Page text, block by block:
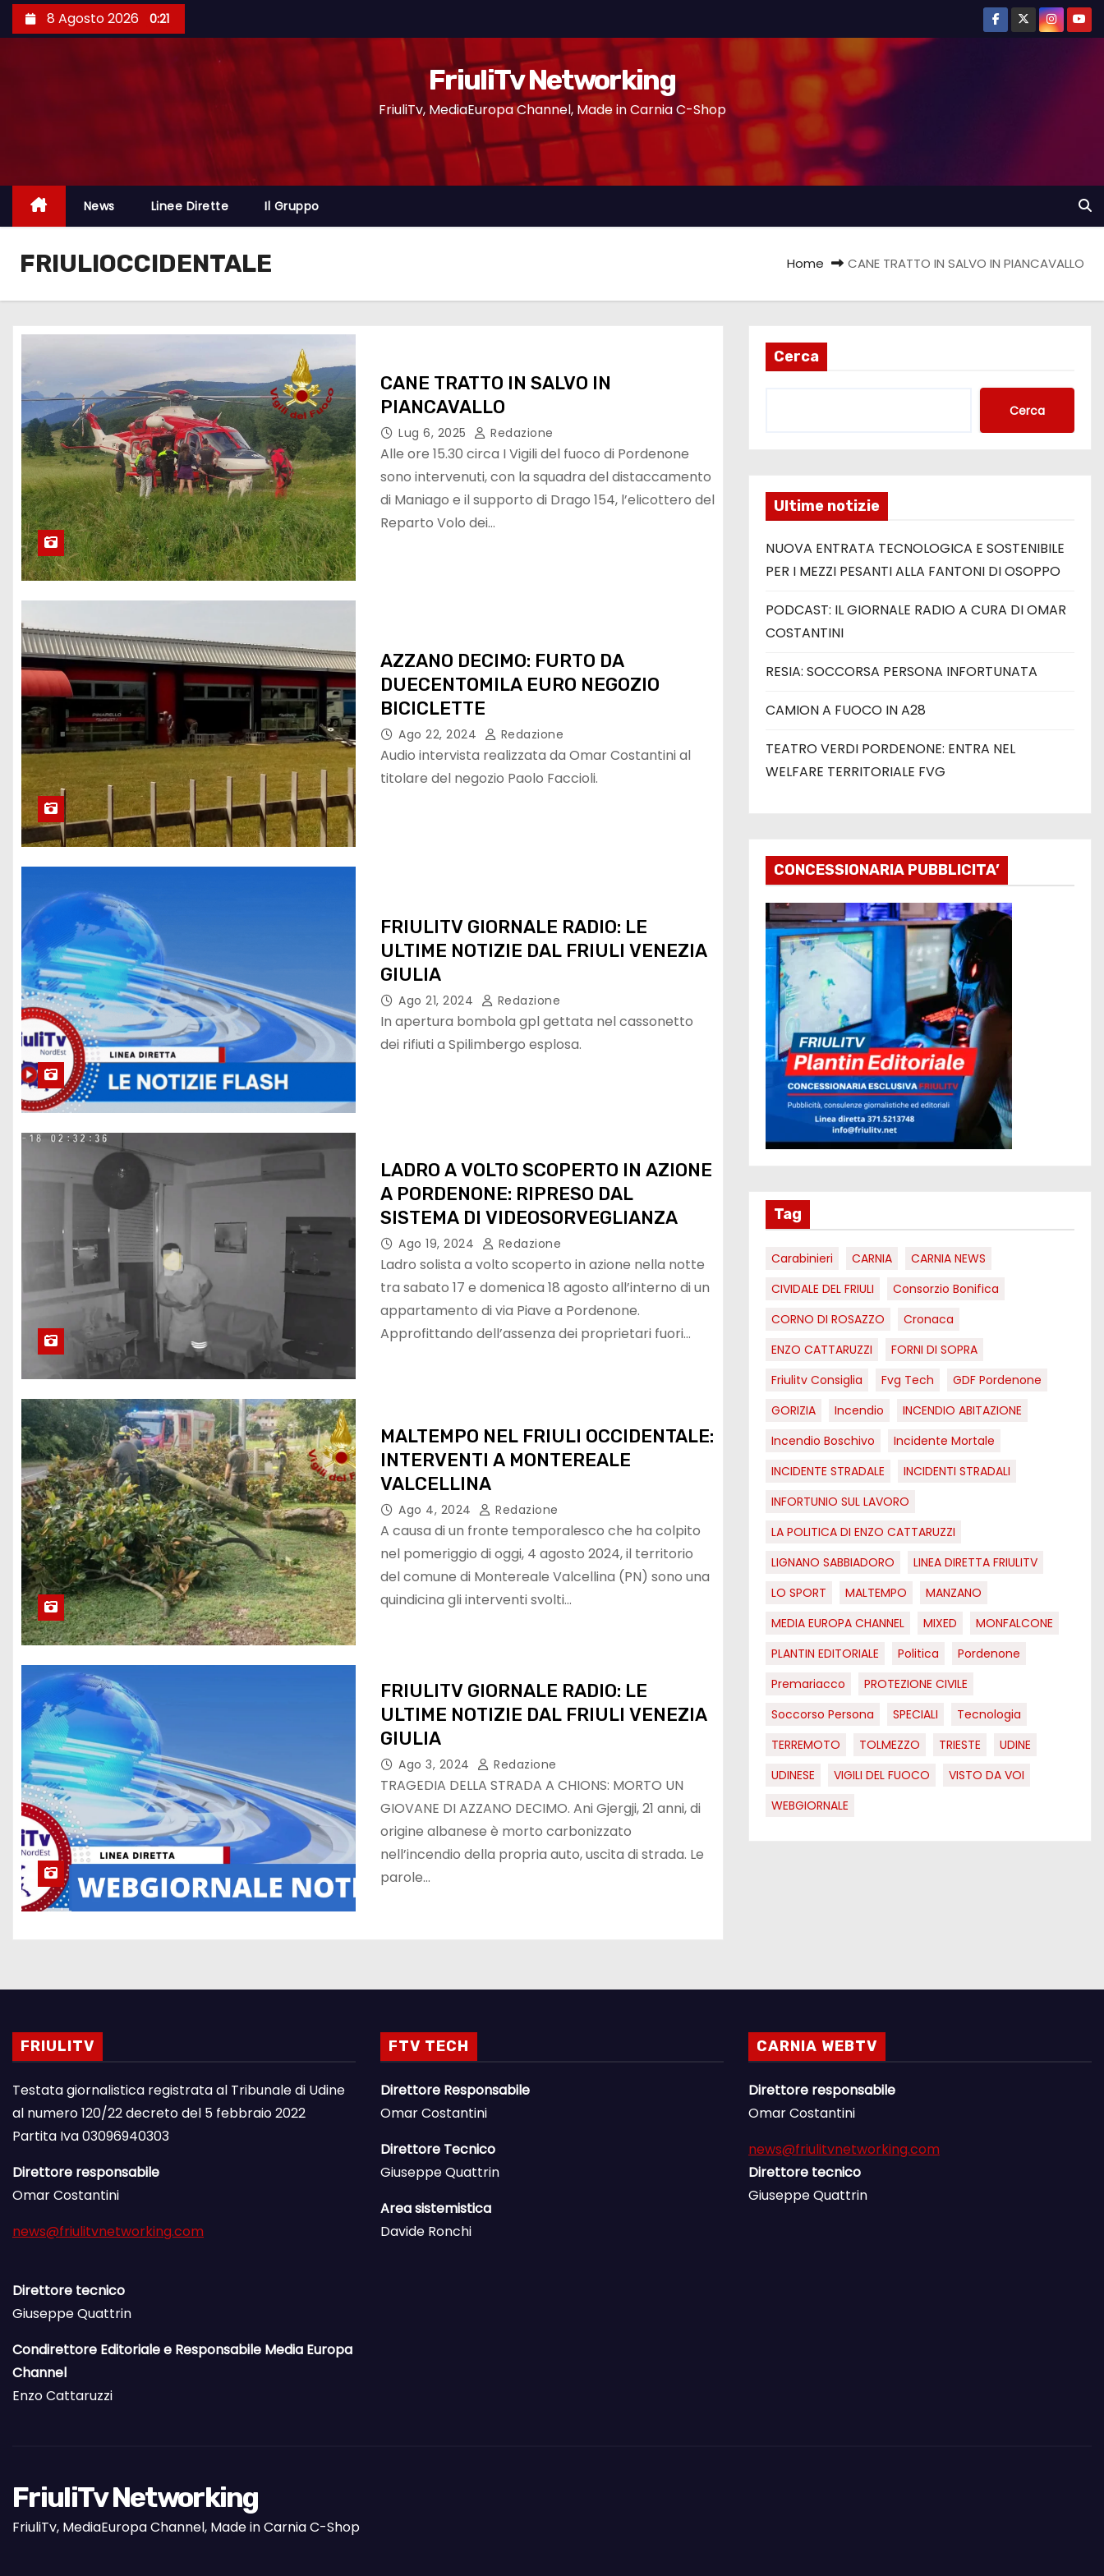
8 Agosto 2026 0:21
FriuliTv Networking
FriuliTv, MediaEuropa Channel, Made in Carnia C-Shop
News Linee Dirette Il Gruppo
FRIULIOCCIDENTALE Home CANE TRATTO IN SALVO IN PIANCAVALLO
CANE TRATTO IN SALVO IN
PIANCAVALLO
Lug 6, 2025 Redazione
Alle ore 15.30 circa I Vigili del fuoco di Pordenone
sono intervenuti, con la squadra del distaccamento
di Maniago e il supporto di Drago 154, l’elicottero del
Reparto Volo dei…
AZZANO DECIMO: FURTO DA
DUECENTOMILA EURO NEGOZIO
BICICLETTE
Ago 22, 2024 Redazione
Audio intervista realizzata da Omar Costantini al
titolare del negozio Paolo Faccioli.
FRIULITV GIORNALE RADIO: LE
ULTIME NOTIZIE DAL FRIULI VENEZIA
GIULIA
Ago 21, 2024 Redazione
In apertura bombola gpl gettata nel cassonetto
dei rifiuti a Spilimbergo esplosa.
LADRO A VOLTO SCOPERTO IN AZIONE
A PORDENONE: RIPRESO DAL
SISTEMA DI VIDEOSORVEGLIANZA
Ago 19, 2024 Redazione
Ladro solista a volto scoperto in azione nella notte
tra sabato 17 e domenica 18 agosto all’interno di un
appartamento di via Piave a Pordenone.
Approfittando dell’assenza dei proprietari fuori…
MALTEMPO NEL FRIULI OCCIDENTALE:
INTERVENTI A MONTEREALE
VALCELLINA
Ago 4, 2024 Redazione
A causa di un fronte temporalesco che ha colpito
nel pomeriggio di oggi, 4 agosto 2024, il territorio
del comune di Montereale Valcellina (PN) sono una
quindicina gli interventi svolti…
FRIULITV GIORNALE RADIO: LE
ULTIME NOTIZIE DAL FRIULI VENEZIA
GIULIA
Ago 3, 2024 Redazione
TRAGEDIA DELLA STRADA A CHIONS: MORTO UN
GIOVANE DI AZZANO DECIMO. Ani Gjergji, 21 anni, di
origine albanese è morto carbonizzato
nell’incendio della propria auto, uscita di strada. Le
parole…
Cerca
Cerca
Ultime notizie
NUOVA ENTRATA TECNOLOGICA E SOSTENIBILE
PER I MEZZI PESANTI ALLA FANTONI DI OSOPPO
PODCAST: IL GIORNALE RADIO A CURA DI OMAR
COSTANTINI
RESIA: SOCCORSA PERSONA INFORTUNATA
CAMION A FUOCO IN A28
TEATRO VERDI PORDENONE: ENTRA NEL
WELFARE TERRITORIALE FVG
CONCESSIONARIA PUBBLICITA’
Tag
Carabinieri CARNIA
CARNIA NEWS
CIVIDALE DEL FRIULI
Consorzio Bonifica
CORNO DI ROSAZZO
Cronaca
ENZO CATTARUZZI
FORNI DI SOPRA
Friulitv Consiglia
Fvg Tech
GDF Pordenone
GORIZIA
Incendio
INCENDIO ABITAZIONE
Incendio Boschivo
Incidente Mortale
INCIDENTE STRADALE
INCIDENTI STRADALI
INFORTUNIO SUL LAVORO
LA POLITICA DI ENZO CATTARUZZI
LIGNANO SABBIADORO
LINEA DIRETTA FRIULITV
LO SPORT
MALTEMPO
MANZANO
MEDIA EUROPA CHANNEL
MIXED
MONFALCONE
PLANTIN EDITORIALE
Politica
Pordenone
Premariacco
PROTEZIONE CIVILE
Soccorso Persona
SPECIALI
Tecnologia
TERREMOTO
TOLMEZZO TRIESTE
UDINE
UDINESE
VIGILI DEL FUOCO
VISTO DA VOI
WEBGIORNALE
FRIULITV
Testata giornalistica registrata al Tribunale di Udine
al numero 120/22 decreto del 5 febbraio 2022
Partita Iva 03096940303
Direttore responsabile
Omar Costantini
news@friulitvnetworking.com
Direttore tecnico
Giuseppe Quattrin
Condirettore Editoriale e Responsabile Media Europa
Channel
Enzo Cattaruzzi
FTV TECH
Direttore Responsabile
Omar Costantini
Direttore Tecnico
Giuseppe Quattrin
Area sistemistica
Davide Ronchi
CARNIA WEBTV
Direttore responsabile
Omar Costantini
news@friulitvnetworking.com
Direttore tecnico
Giuseppe Quattrin
FriuliTv Networking
FriuliTv, MediaEuropa Channel, Made in Carnia C-Shop